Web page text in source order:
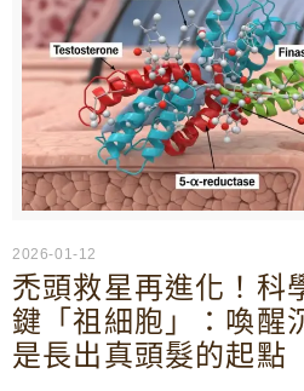
2026-01-12
禿頭救星再進化！科
鍵「祖細胞」：喚醒
是長出真頭髮的起點